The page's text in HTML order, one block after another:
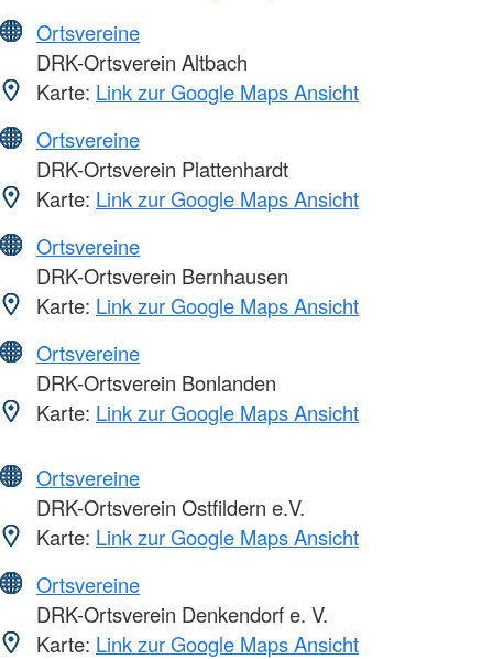
Ortsvereine
DRK-Ortsverein Altbach
Karte: Link zur Google Maps Ansicht
Ortsvereine
DRK-Ortsverein Plattenhardt
Karte: Link zur Google Maps Ansicht
Ortsvereine
DRK-Ortsverein Bernhausen
Karte: Link zur Google Maps Ansicht
Ortsvereine
DRK-Ortsverein Bonlanden
Karte: Link zur Google Maps Ansicht
Ortsvereine
DRK-Ortsverein Ostfildern e.V.
Karte: Link zur Google Maps Ansicht
Ortsvereine
DRK-Ortsverein Denkendorf e. V.
Karte: Link zur Google Maps Ansicht